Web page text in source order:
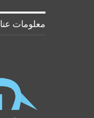
معلومات عنا